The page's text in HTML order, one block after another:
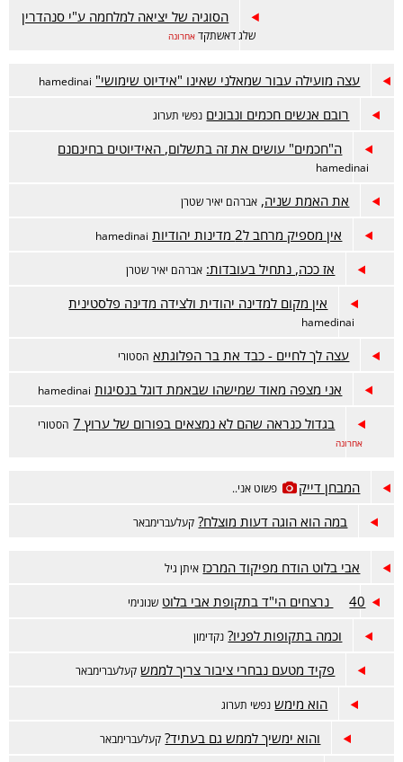
הסוגיה של יציאה למלחמה ע"י סנהדרין
שלג דאשתקד אחרונה
עצה מועילה עבור שמאלני שאינו "אידיוט שימושי" hamedinai
רובם אנשים חכמים ונבונים נפשי תערוג
ה"חכמים" עושים את זה בתשלום, האידיוטים בחינםנם
hamedinai
את האמת שניה, אברהם יאיר שטרן
אין מספיק מרחב ל2 מדינות יהודיות hamedinai
אז ככה, נתחיל בעובדות: אברהם יאיר שטרן
אין מקום למדינה יהודית ולצידה מדינה פלסטינית
hamedinai
עצה לך לחיים - כבד את בר הפלוגתא הסטורי
אני מצפה מאוד שמישהו שבאמת דוגל בנסיגות hamedinai
בגדול כנראה שהם לא נמצאים בפורום של ערוץ 7 הסטורי
אחרונה
המבחן דייק פשוט אני..
במה הוא הוגה דעות מוצלח? קעלעברימבאר
אבי בלוט הודח מפיקוד המרכז איתן גיל
40 נרצחים הי"ד בתקופת אבי בלוט שנונימי
וכמה בתקופות לפניו? נקדימון
פקיד מטעם נבחרי ציבור צריך לממש קעלעברימבאר
הוא מימש נפשי תערוג
והוא ימשיך לממש גם בעתיד? קעלעברימבאר